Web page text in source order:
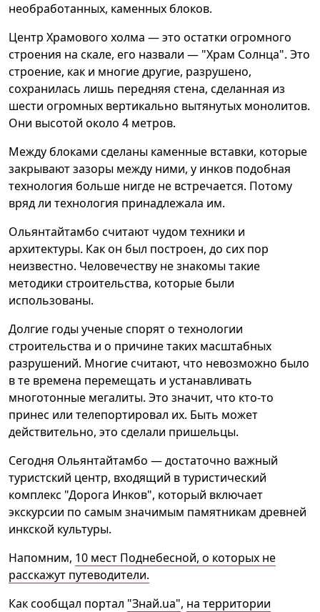
необработанных, каменных блоков.
Центр Храмового холма — это остатки огромного
строения на скале, его назвали — "Храм Солнца". Это
строение, как и многие другие, разрушено,
сохранилась лишь передняя стена, сделанная из
шести огромных вертикально вытянутых монолитов.
Они высотой около 4 метров.
Между блоками сделаны каменные вставки, которые
закрывают зазоры между ними, у инков подобная
технология больше нигде не встречается. Потому
вряд ли технология принадлежала им.
Ольянтайтамбо считают чудом техники и
архитектуры. Как он был построен, до сих пор
неизвестно. Человечеству не знакомы такие
методики строительства, которые были
использованы.
Долгие годы ученые спорят о технологии
строительства и о причине таких масштабных
разрушений. Многие считают, что невозможно было
в те времена перемещать и устанавливать
многотонные мегалиты. Это значит, что кто-то
принес или телепортировал их. Быть может
действительно, это сделали пришельцы.
Сегодня Ольянтайтамбо — достаточно важный
туристский центр, входящий в туристический
комплекс "Дорога Инков", который включает
экскурсии по самым значимым памятникам древней
инкской культуры.
Напомним, 10 мест Поднебесной, о которых не
расскажут путеводители.
Как сообщал портал "Знай.ua", на территории